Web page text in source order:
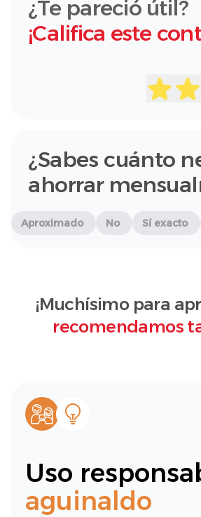
¿Te pareció útil?
¡Califica este
¿Sabes cuánto
ahorrar
Aproximado No Sí exacto
¡Muchísimo para
recomendamos
Uso
aguinaldo